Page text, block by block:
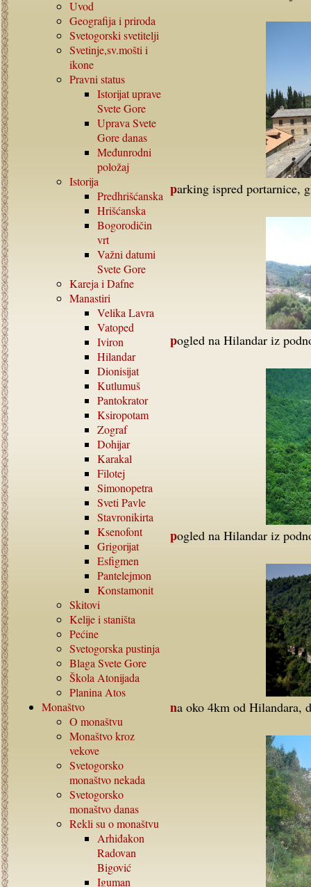
Uvod
Geografija i priroda
Svetogorski svetitelji
Svetinje,sv.mošti i
ikone
Pravni status
Istorijat uprave
Svete Gore
Uprava Svete
Gore danas
Međunrodni
položaj
Istorija
Predhrišćanska
Hrišćanska
Bogorodičin
vrt
Važni datumi
Svete Gore
Kareja i Dafne
Manastiri
Velika Lavra
Vatoped
Iviron
Hilandar
Dionisijat
Kutlumuš
Pantokrator
Ksiropotam
Zograf
Dohijar
Karakal
Filotej
Simonopetra
Sveti Pavle
Stavronikirta
Ksenofont
Grigorijat
Esfigmen
Pantelejmon
Konstamonit
Skitovi
Kelije i staništa
Pećine
Svetogorska pustinja
Blaga Svete Gore
Škola Atonijada
Planina Atos
Monaštvo
O monaštvu
Monaštvo kroz
vekove
Svetogorsko
monaštvo nekada
Svetogorsko
monaštvo danas
Rekli su o monaštvu
Arhiđakon
Radovan
Bigović
Iguman
parking ispred portarnice,
pogled na Hilandar iz
pogled na Hilandar iz
na oko 4km od